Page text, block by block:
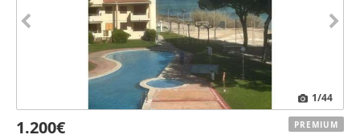
1/44
1.200€ PREMIUM